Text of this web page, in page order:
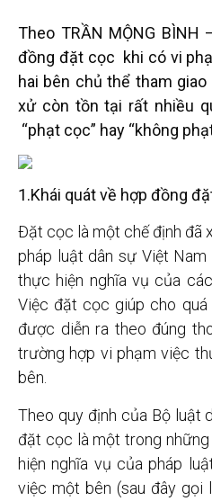
Theo TRẦN MỘNG BÌNH
đồng đặt cọc khi có vi
hai bên chủ thể tham
xử còn tồn tại rất nhiều
“phạt cọc” hay “không
1.Khái quát về hợp đồng
Đặt cọc là một chế định đã
pháp luật dân sự Việt
thực hiện nghĩa vụ của
Việc đặt cọc giúp cho
được diễn ra theo đúng
trường hợp vi phạm việc
bên.
Theo quy định của Bộ luật
đặt cọc là một trong
hiện nghĩa vụ của pháp
việc một bên (sau đây